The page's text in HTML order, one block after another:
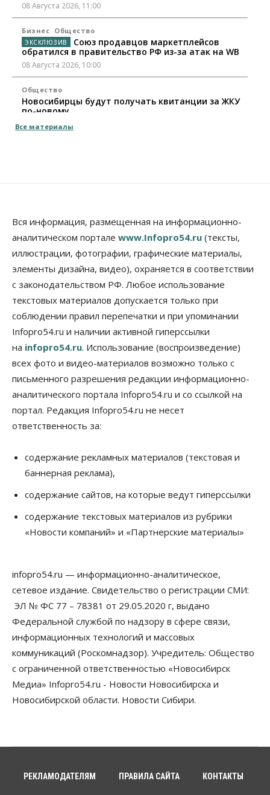
08 Августа 2026, 11:00
Бизнес Общество
Союз продавцов маркетплейсов
обратился в правительство РФ из-за атак на WB
08 Августа 2026, 10:00
Общество
Новосибирцы будут получать квитанции за ЖКУ
по-новому
08 Августа 2026, 09:00
В Новосибирске прошёл митинг
против нового закона о памятниках
07 Августа 2026, 18:00
Бизнес
В аэропорту Толмачёво завершены работы по
бетонированию рулежных дорожек
07 Августа 2026, 17:00
Бизнес Общество
Новосибирцы стали реже оформлять
дома по упрощенной схеме
07 Августа 2026, 16:00
Общество Право&Порядок
Роспотребнадзор изъял почти полторы тонны
мяса в Новосибирской области
Расходы новосибирцев на спорт выросли на 40%
за полгода
07 Августа 2026, 14:35
07 Августа 2026, 14:00
07 Августа 2026, 13:55
Авто Общество
Треть автовладельцев в Новосибирской области
«поставили машины на прикол»
07 Августа 2026, 13:00
Власть
Школы, библиотеки, пешеходные тротуары:
депутаты Госдумы контролируют работы на
социальных объектах
07 Августа 2026, 12:35
Синоптики рассказали о погоде в Новосибирске
Все материалы
Вся информация, размещенная на информационно-
аналитическом портале www.Infopro54.ru (тексты,
иллюстрации, фотографии, графические материалы,
элементы дизайна, видео), охраняется в соответствии
с законодательством РФ. Любое использование
текстовых материалов допускается только при
соблюдении правил перепечатки и при упоминании
Infopro54.ru и наличии активной гиперссылки
на infopro54.ru. Использование (воспроизведение)
всех фото и видео-материалов возможно только с
письменного разрешения редакции информационно-
аналитического портала Infopro54.ru и со ссылкой на
портал. Редакция Infopro54.ru не несет
ответственность за:
содержание рекламных материалов (текстовая и
баннерная реклама),
содержание сайтов, на которые ведут гиперссылки
содержание текстовых материалов из рубрики
«Новости компаний» и «Партнерские материалы»
infopro54.ru — информационно-аналитическое,
сетевое издание. Свидетельство о регистрации СМИ:
ЭЛ № ФС 77 – 78381 от 29.05.2020 г, выдано
Федеральной службой по надзору в сфере связи,
информационных технологий и массовых
коммуникаций (Роскомнадзор). Учредитель: Общество
с ограниченной ответственностью «Новосибирск
Медиа» Infopro54.ru - Новости Новосибирска и
Новосибирской области. Новости Сибири.
РЕКЛАМОДАТЕЛЯМ ПРАВИЛА САЙТА КОНТАКТЫ